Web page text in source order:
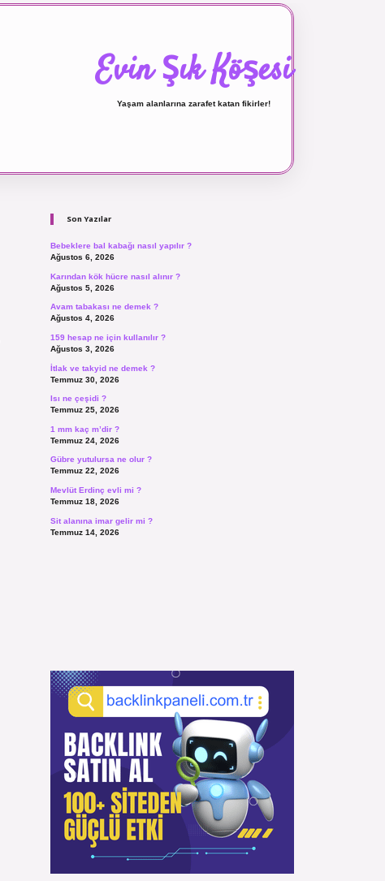
Evin Şık Köşesi
Yaşam alanlarına zarafet katan fikirler!
Son Yazılar
Bebeklere bal kabağı nasıl yapılır ?
Ağustos 6, 2026
Karından kök hücre nasıl alınır ?
Ağustos 5, 2026
Avam tabakası ne demek ?
Ağustos 4, 2026
159 hesap ne için kullanılır ?
Ağustos 3, 2026
İtlak ve takyid ne demek ?
Temmuz 30, 2026
Isı ne çeşidi ?
Temmuz 25, 2026
1 mm kaç m’dir ?
Temmuz 24, 2026
Gübre yutulursa ne olur ?
Temmuz 22, 2026
Mevlüt Erdinç evli mi ?
Temmuz 18, 2026
Sit alanına imar gelir mi ?
Temmuz 14, 2026